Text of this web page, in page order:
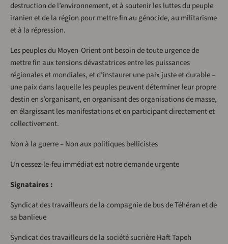
destruction de l’environnement, et à soutenir les luttes du peuple
iranien et de la région pour mettre fin au génocide, au militarisme
et à la répression.
Les peuples du Moyen-Orient ont besoin de toute urgence de
mettre fin aux tensions dévastatrices entre les puissances
régionales et mondiales, et d’instaurer une paix juste et durable –
une paix dans laquelle les peuples peuvent déterminer leur propre
destin en s’organisant, en organisant des organisations de masse,
en élargissant les manifestations et en participant directement et
collectivement.
Non à la guerre – Non aux politiques bellicistes
Un cessez-le-feu immédiat est notre demande urgente
Signataires :
Syndicat des travailleurs de la compagnie de bus de Téhéran et de
sa banlieue
Syndicat des travailleurs de la société sucrière Haft Tapeh